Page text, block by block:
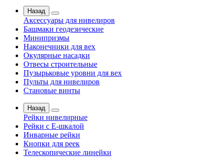
Назад
Аксессуары для нивелиров
Башмаки геодезические
Минипризмы
Наконечники для вех
Окулярные насадки
Отвесы строительные
Пузырьковые уровни для вех
Пульты для нивелиров
Становые винты
Назад
Рейки нивелирные
Рейки с Е-шкалой
Инварные рейки
Кнопки для реек
Телескопические линейки